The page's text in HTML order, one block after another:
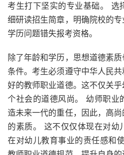
考生打下坚实的专业基础。 选
细研读招生简章，明确院校的
学历问题错失报考资格。
除了年龄和学历，思想道德素
条件。考生必须遵守中华人民
好的教师职业道德。这不仅关
个社会的道德风尚。 幼师职业
造未来一代的重任，因此，高
的素质。 这不仅仅体现在对幼
在对幼儿教育事业的责任感和